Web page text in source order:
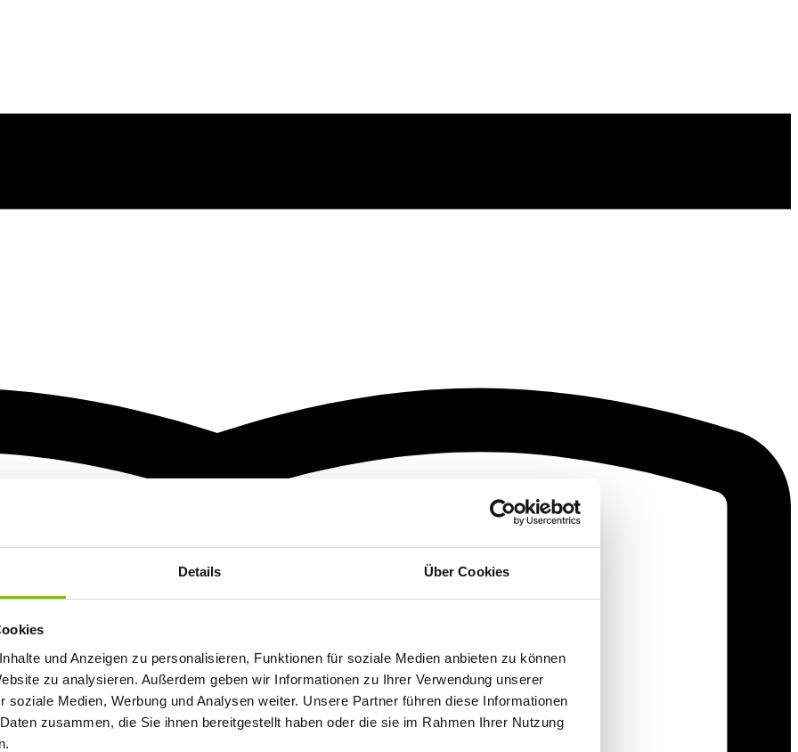
Details Über Cookies
und Anzeigen zu personalisieren, Funktionen für soziale Medien anbieten zu können
zu analysieren. Außerdem geben wir Informationen zu Ihrer Verwendung unserer
soziale Medien, Werbung und Analysen weiter. Unsere Partner führen diese Informationen
zusammen, die Sie ihnen bereitgestellt haben oder die sie im Rahmen Ihrer Nutzung